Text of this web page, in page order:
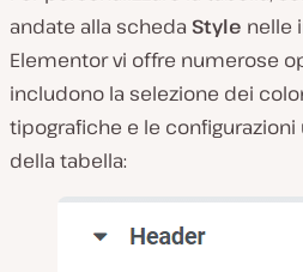
andate alla scheda Style nelle
Elementor vi offre numerose
includono la selezione dei
tipografiche e le
della tabella: